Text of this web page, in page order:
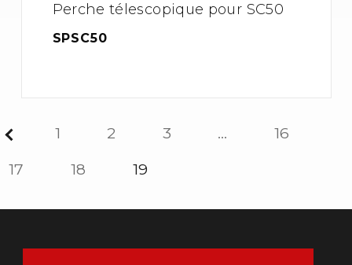
Perche télescopique pour SC50
SPSC50
1 2 3 …
16
17
18 19